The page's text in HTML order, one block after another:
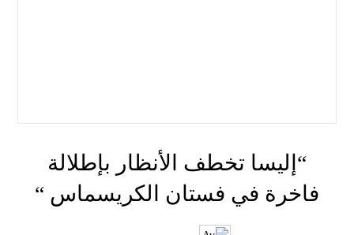
“إليسا تخطف الأنظار بإطلالة
فاخرة في فستان الكريسماس “